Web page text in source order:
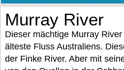
Murray River
Dieser mächtige Murray
älteste Fluss Australiens.
der Finke River. Aber mit